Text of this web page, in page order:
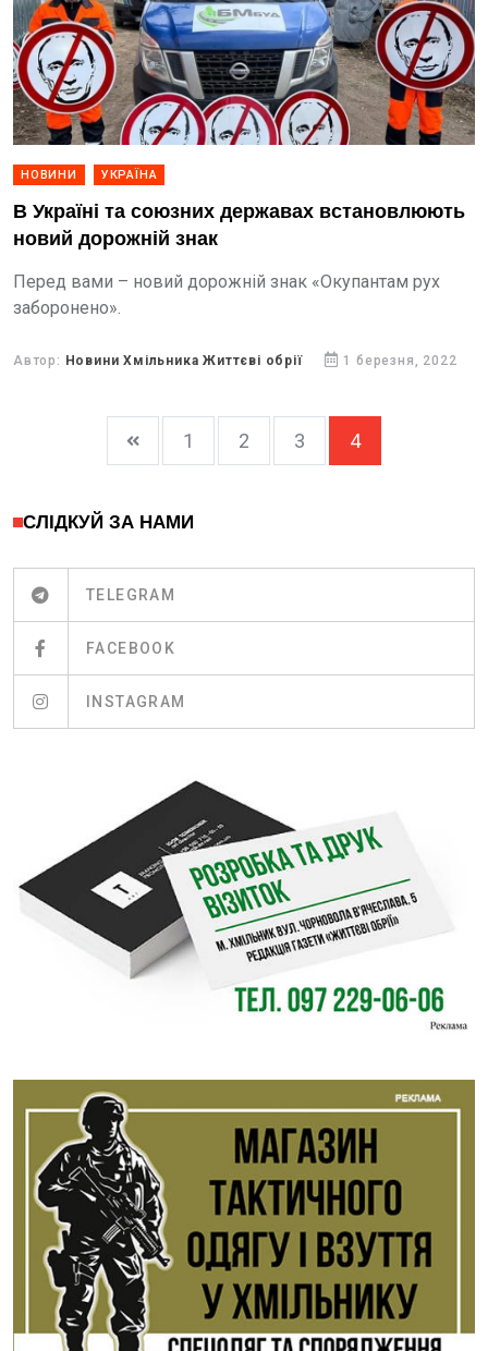
НОВИНИ УКРАЇНА
В Україні та союзних державах встановлюють
новий дорожній знак
Перед вами – новий дорожній знак «Окупантам рух
заборонено».
Автор: Новини Хмільника Життєві обрії 1 березня, 2022
1 2 3 4
СЛІДКУЙ ЗА НАМИ
TELEGRAM
FACEBOOK
INSTAGRAM